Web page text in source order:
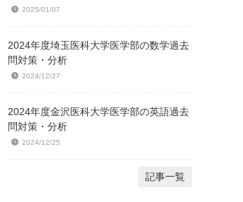
2025/01/07
2024年度埼玉医科大学医学部の数学過去
問対策・分析
2024/12/27
2024年度金沢医科大学医学部の英語過去
問対策・分析
2024/12/25
記事一覧